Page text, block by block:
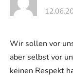
Wir sollen vor
aber selbst vor
keinen Respekt